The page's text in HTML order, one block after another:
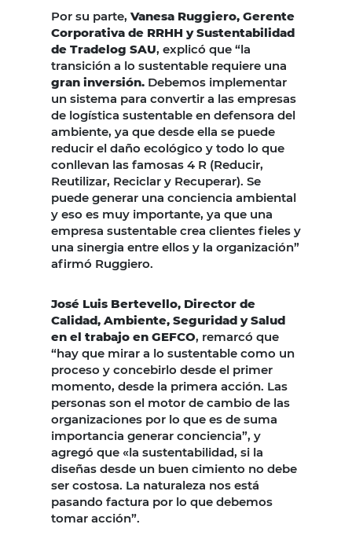
Por su parte, Vanesa Ruggiero, Gerente
Corporativa de RRHH y Sustentabilidad
de Tradelog SAU, explicó que “la
transición a lo sustentable requiere una
gran inversión. Debemos implementar
un sistema para convertir a las empresas
de logística sustentable en defensora del
ambiente, ya que desde ella se puede
reducir el daño ecológico y todo lo que
conllevan las famosas 4 R (Reducir,
Reutilizar, Reciclar y Recuperar). Se
puede generar una conciencia ambiental
y eso es muy importante, ya que una
empresa sustentable crea clientes fieles y
una sinergia entre ellos y la organización”
afirmó Ruggiero.
José Luis Bertevello, Director de
Calidad, Ambiente, Seguridad y Salud
en el trabajo en GEFCO, remarcó que
“hay que mirar a lo sustentable como un
proceso y concebirlo desde el primer
momento, desde la primera acción. Las
personas son el motor de cambio de las
organizaciones por lo que es de suma
importancia generar conciencia”, y
agregó que «la sustentabilidad, si la
diseñas desde un buen cimiento no debe
ser costosa. La naturaleza nos está
pasando factura por lo que debemos
tomar acción”.